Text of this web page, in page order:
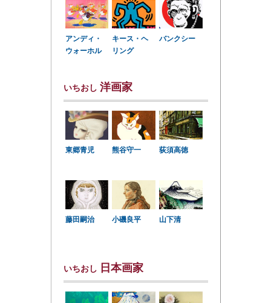
アンディ・
ウォーホル
キース・ヘ
リング
バンクシー
いちおし 洋画家
東郷青児 熊谷守一 荻須高徳
藤田嗣治 小磯良平 山下清
いちおし 日本画家